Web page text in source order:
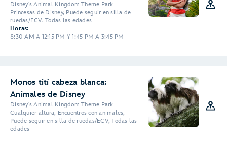
Disney's Animal Kingdom Theme Park
Princesas de Disney, Puede seguir en silla de
ruedas/ECV, Todas las edades
Horas:
8:30 AM A 12:15 PM Y 1:45 PM A 3:45 PM
Monos tití cabeza blanca:
Animales de Disney
Disney's Animal Kingdom Theme Park
Cualquier altura, Encuentros con animales,
Puede seguir en silla de ruedas/ECV, Todas las
edades